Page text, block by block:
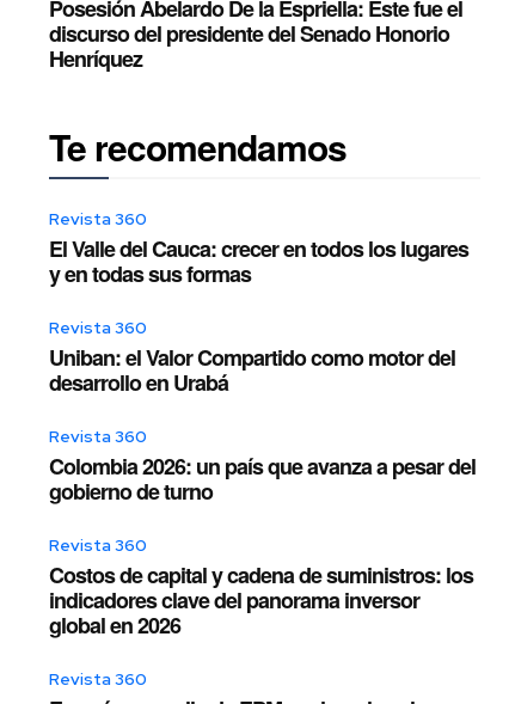
Posesión Abelardo De la Espriella: Este fue el
discurso del presidente del Senado Honorio
Henríquez
Te recomendamos
Revista 360
El Valle del Cauca: crecer en todos los lugares
y en todas sus formas
Revista 360
Uniban: el Valor Compartido como motor del
desarrollo en Urabá
Revista 360
Colombia 2026: un país que avanza a pesar del
gobierno de turno
Revista 360
Costos de capital y cadena de suministros: los
indicadores clave del panorama inversor
global en 2026
Revista 360